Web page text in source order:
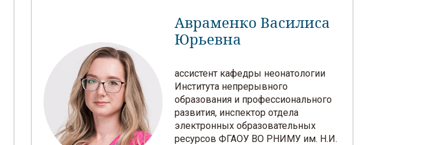
Авраменко Василиса
Юрьевна
ассистент кафедры неонатологии
Института непрерывного
образования и профессионального
развития, инспектор отдела
электронных образовательных
ресурсов ФГАОУ ВО РНИМУ им. Н.И.